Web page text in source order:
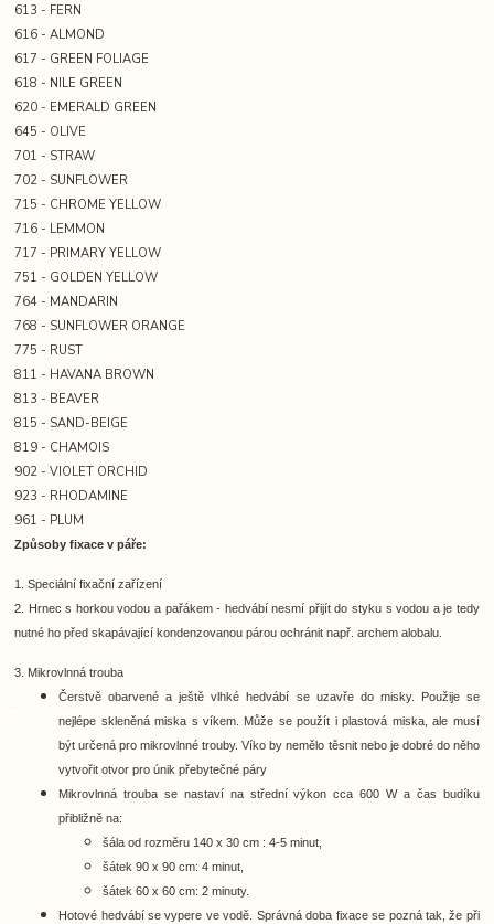
613 - FERN
616 - ALMOND
617 - GREEN FOLIAGE
618 - NILE GREEN
620 - EMERALD GREEN
645 - OLIVE
701 - STRAW
702 - SUNFLOWER
715 - CHROME YELLOW
716 - LEMMON
717 - PRIMARY YELLOW
751 - GOLDEN YELLOW
764 - MANDARIN
768 - SUNFLOWER ORANGE
775 - RUST
811 - HAVANA BROWN
813 - BEAVER
815 - SAND-BEIGE
819 - CHAMOIS
902 - VIOLET ORCHID
923 - RHODAMINE
961 - PLUM
Způsoby fixace v páře:
1. Speciální fixační zařízení
2. Hrnec s horkou vodou a pařákem - hedvábí nesmí přijít do styku s vodou a je tedy
nutné ho před skapávající kondenzovanou párou ochránit např. archem alobalu.
3. Mikrovlnná trouba
Čerstvě obarvené a ještě vlhké hedvábí se uzavře do misky. Použije se
nejlépe skleněná miska s víkem. Může se použít i plastová miska, ale musí
být určená pro mikrovlnné trouby. Víko by nemělo těsnit nebo je dobré do něho
vytvořit otvor pro únik přebytečné páry
Mikrovlnná trouba se nastaví na střední výkon cca 600 W a čas budíku
přibližně na:
šála od rozměru 140 x 30 cm : 4-5 minut,
šátek 90 x 90 cm: 4 minut,
šátek 60 x 60 cm: 2 minuty.
Hotové hedvábí se vypere ve vodě. Správná doba fixace se pozná tak, že při